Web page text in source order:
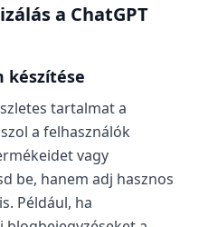
a ChatGPT
tartalmat a
a felhasználók
vagy
be, hanem adj hasznos
Például, ha